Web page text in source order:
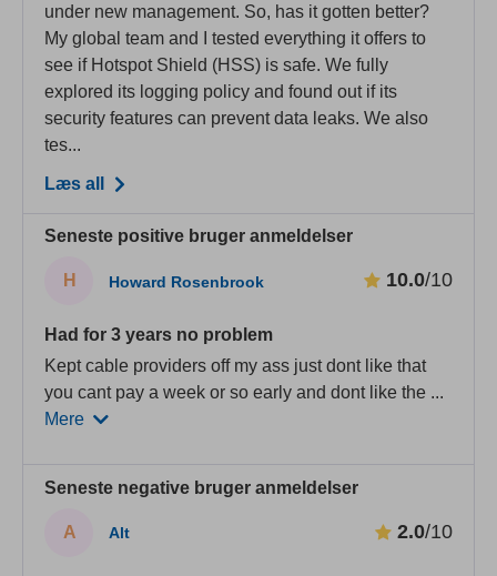
under new management. So, has it gotten better?
My global team and I tested everything it offers to
see if Hotspot Shield (HSS) is safe. We fully
explored its logging policy and found out if its
security features can prevent data leaks. We also
tes...
Læs all
Seneste positive bruger anmeldelser
H Howard Rosenbrook 10.0/10
Had for 3 years no problem
Kept cable providers off my ass just dont like that
you cant pay a week or so early and dont like the ...
Mere
Seneste negative bruger anmeldelser
A Alt 2.0/10